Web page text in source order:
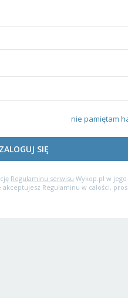
nie pamiętam
ZALOGUJ SIĘ
Regulaminu serwisu Wykop.pl w jego
Regulaminu w całości,